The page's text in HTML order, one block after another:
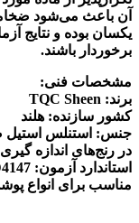
آن باعث می‌شود
یکسان بوده و نتایج
برخوردار باشند.
مشخصات فنی:
برند: TQC Sheen
کشور سازنده: هلند
جنس: استنلس استیل
در رنج‌های اندازه گیری : 4 میکرون, 8 میکرون و 12
استاندارد آزمون: ASTM D4147
مناسب برای انواع